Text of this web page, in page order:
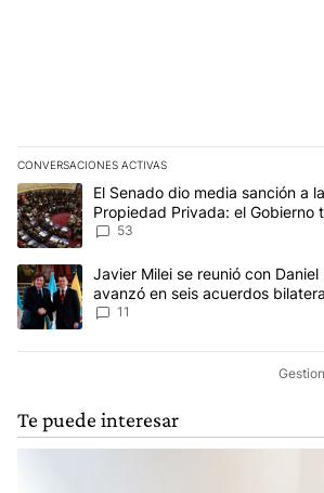
CONVERSACIONES ACTIVAS
Este listado muestra los artículos con más
Un artículo de tendencia con el título "El
El Senado dio media sanción a
Propiedad Privada: el Gobierno
Ley del Manejo del Fuego
53
Un artículo de tendencia con el título
Javier Milei se reunió con
avanzó en seis acuerdos
11